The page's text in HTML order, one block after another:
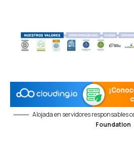
Alojada en servidores responsables
Foundation